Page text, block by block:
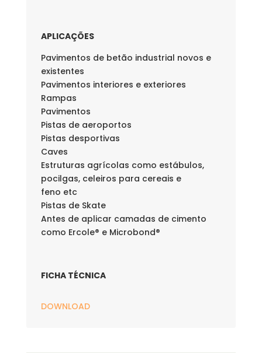
APLICAÇÕES
Pavimentos de betão industrial novos e
existentes
Pavimentos interiores e exteriores
Rampas
Pavimentos
Pistas de aeroportos
Pistas desportivas
Caves
Estruturas agrícolas como estábulos,
pocilgas, celeiros para cereais e
feno etc
Pistas de Skate
Antes de aplicar camadas de cimento
como Ercole® e Microbond®
FICHA TÉCNICA
DOWNLOAD